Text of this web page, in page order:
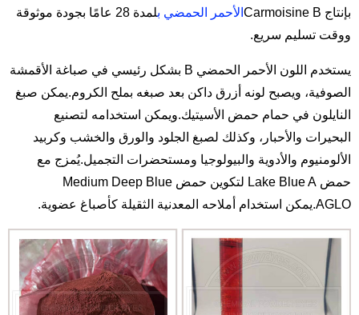
بإنتاج Carmoisine B
الأحمر الحمضي ب
لمدة 28 عامًا بجودة موثوقة
ووقت تسليم سريع.
يستخدم اللون الأحمر الحمضي B بشكل رئيسي في صباغة الأقمشة
الصوفية، ويصبح لونه أزرق داكن بعد صبغه بملح الكروم.يمكن صبغ
النايلون في حمام حمض الأسيتيك.ويمكن استخدامه لتصنيع
البحيرات والأحبار، وكذلك لصبغ الجلود والورق والخشب وكربيد
الألومنيوم والأدوية والبيولوجيا ومستحضرات التجميل.يُمزج مع
حمض Lake Blue A لتكوين حمض Medium Deep Blue
AGLO.يمكن استخدام أملاحه المعدنية الثقيلة كأصباغ عضوية.